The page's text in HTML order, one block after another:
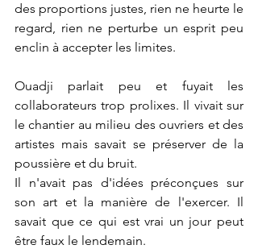
des proportions justes, rien ne heurte le
regard, rien ne perturbe un esprit peu
enclin à accepter les limites.
Ouadji parlait peu et fuyait les
collaborateurs trop prolixes. Il vivait sur
le chantier au milieu des ouvriers et des
artistes mais savait se préserver de la
poussière et du bruit.
Il n'avait pas d'idées préconçues sur
son art et la manière de l'exercer. Il
savait que ce qui est vrai un jour peut
être faux le lendemain.